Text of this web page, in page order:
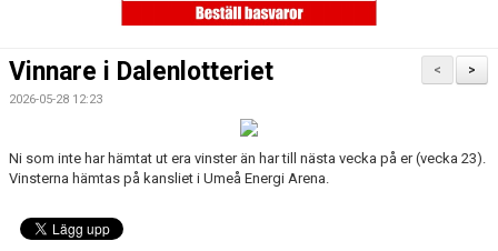
VÅRA LAG
UTBILDNING
ÖVERGÅNGSPOLICY
>
<
Vinnare i Dalenlotteriet
2026-05-28 12:23
Ni som inte har hämtat ut era vinster än har till nästa vecka på er (vecka 23).
Vinsterna hämtas på kansliet i Umeå Energi Arena.